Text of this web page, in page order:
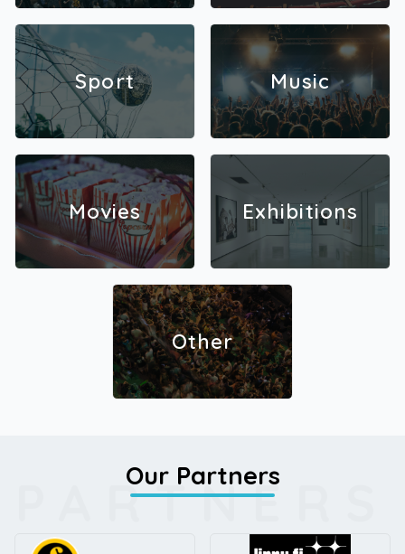
Sport Music
Movies Exhibitions
Other
PARTNERS
Our Partners